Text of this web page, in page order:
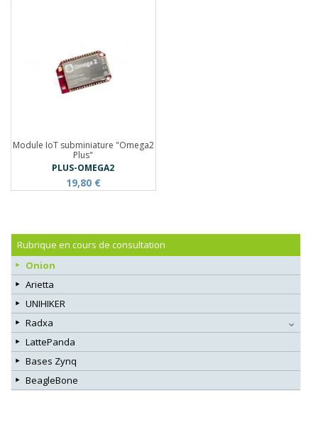
Module IoT subminiature "Omega2
Plus"
PLUS-OMEGA2
19,80 €
Rubrique en cours de consultation
Onion
Arietta
UNIHIKER
Radxa
LattePanda
Bases Zynq
BeagleBone